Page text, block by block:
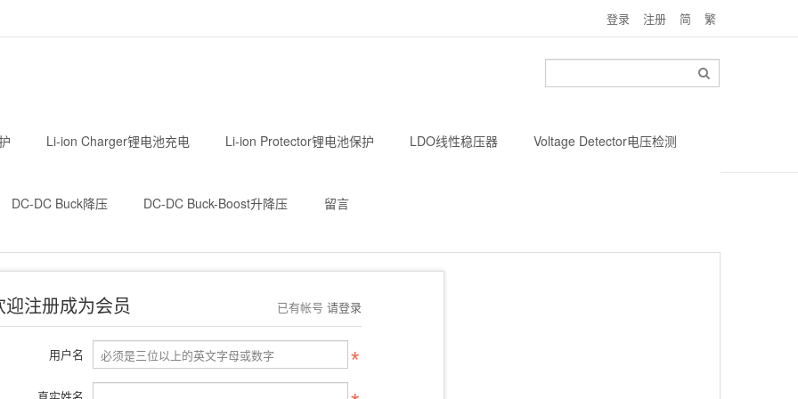
登录 注册 简 繁
Li-ion Charger锂电池充电 Li-ion Protector锂电池保护 LDO线性稳压器 Voltage Detector电压检测
DC-DC Buck降压 DC-DC Buck-Boost升降压 留言
迎注册成为会员 已有帐号 请登录
用户名